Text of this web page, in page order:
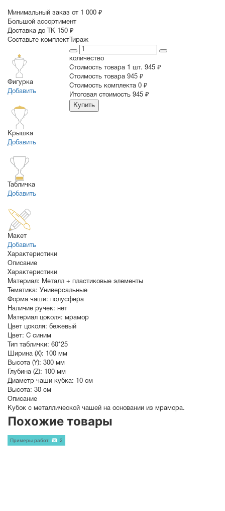
Минимальный заказ от 1 000 ₽
Большой ассортимент
Доставка до ТК 150 ₽
Составьте комплект
Фигурка
Добавить
Крышка
Добавить
Табличка
Добавить
Макет
Добавить
Тираж
количество
Стоимость товара 1 шт. 945 ₽
Cтоимость товара 945 ₽
Стоимость комплекта 0 ₽
Итоговая стоимость 945 ₽
Купить
Характеристики
Описание
Характеристики
Материал: Металл + пластиковые элементы
Тематика: Универсальные
Форма чаши: полусфера
Наличие ручек: нет
Материал цоколя: мрамор
Цвет цоколя: бежевый
Цвет: С синим
Тип таблички: 60*25
Ширина (X): 100 мм
Высота (Y): 300 мм
Глубина (Z): 100 мм
Диаметр чаши кубка: 10 см
Высота: 30 см
Описание
Кубок с металлической чашей на основании из мрамора.
Похожие товары
Примеры работ 2